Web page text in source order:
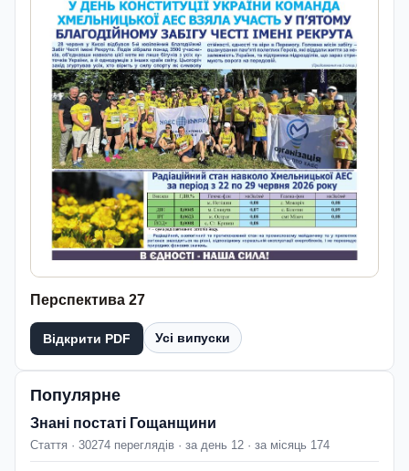
Перспектива 27
Відкрити PDF Усі випуски
Популярне
Знані постаті Гощанщини
Стаття · 30274 переглядів · за день 12 · за місяць 174